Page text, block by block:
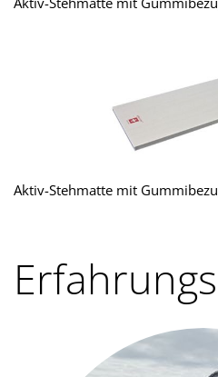
Aktiv-Stehmatte mit